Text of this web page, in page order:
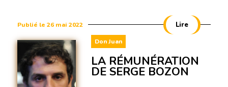
Publié le 26 mai 2022
Don Juan
Lire
LA RÉMUNÉRATION
DE SERGE BOZON